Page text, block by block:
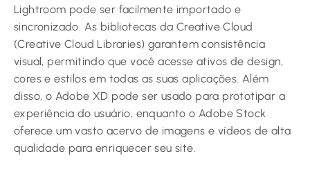
Lightroom pode ser facilmente importado e
sincronizado. As bibliotecas da Creative Cloud
(Creative Cloud Libraries) garantem consistência
visual, permitindo que você acesse ativos de design,
cores e estilos em todas as suas aplicações. Além
disso, o Adobe XD pode ser usado para prototipar a
experiência do usuário, enquanto o Adobe Stock
oferece um vasto acervo de imagens e vídeos de alta
qualidade para enriquecer seu site.